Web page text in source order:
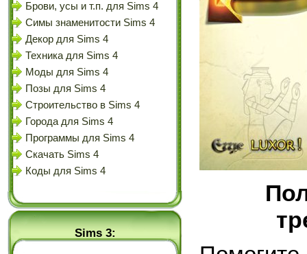
Брови, усы и т.п. для Sims 4
Симы знаменитости Sims 4
Декор для Sims 4
Техника для Sims 4
Моды для Sims 4
Позы для Sims 4
Строительство в Sims 4
Города для Sims 4
Программы для Sims 4
Скачать Sims 4
Коды для Sims 4
Sims 3: